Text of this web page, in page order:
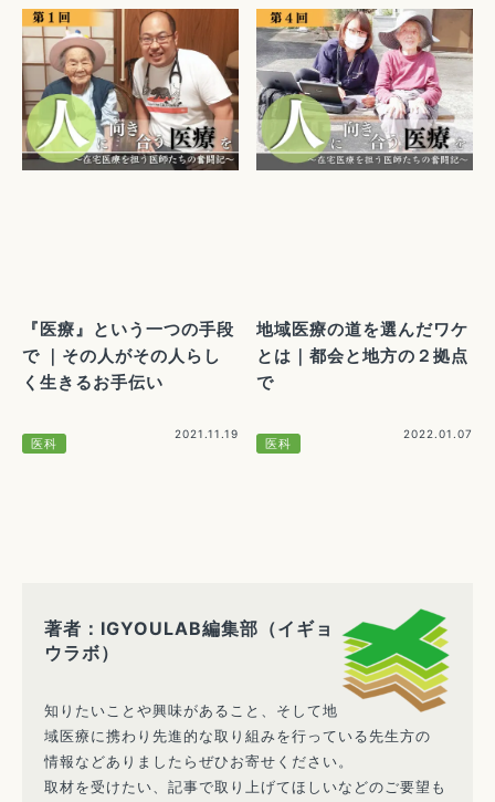
『医療』という一つの手段
で ｜その人がその人らし
く生きるお手伝い
医科
2021.11.19
地域医療の道を選んだワケ
とは｜都会と地方の２拠点
で
医科
2022.01.07
著者：IGYOULAB編集部（イギョ
ウラボ）
知りたいことや興味があること、そして地
域医療に携わり先進的な取り組みを行っている先生方の
情報などありましたらぜひお寄せください。
取材を受けたい、記事で取り上げてほしいなどのご要望も